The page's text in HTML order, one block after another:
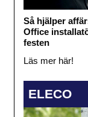
Så hjälper
Office
festen
Läs mer här!
ELECO